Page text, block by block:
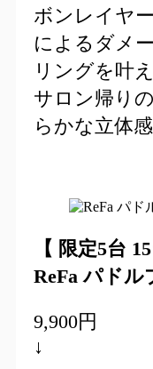
ボンレイヤ
によるダメ
リングを叶
サロン帰り
らかな立体
【 限定5台
ReFa パドル
9,900円
↓